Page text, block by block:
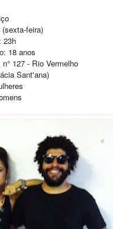
feira)
23h
18 anos
127 - Rio Vermelho
Sant'ana)